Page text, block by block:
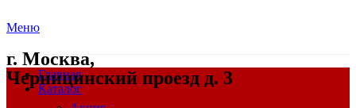
Меню
г. Москва,
Черницинский проезд д. 3
Главная
Каталог